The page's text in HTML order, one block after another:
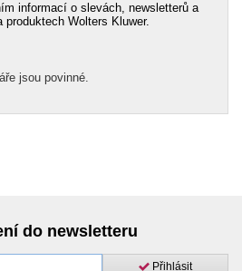
informací o slevách, newsletterů a
Wolters Kluwer.
jsou povinné.
do newsletteru
Přihlásit